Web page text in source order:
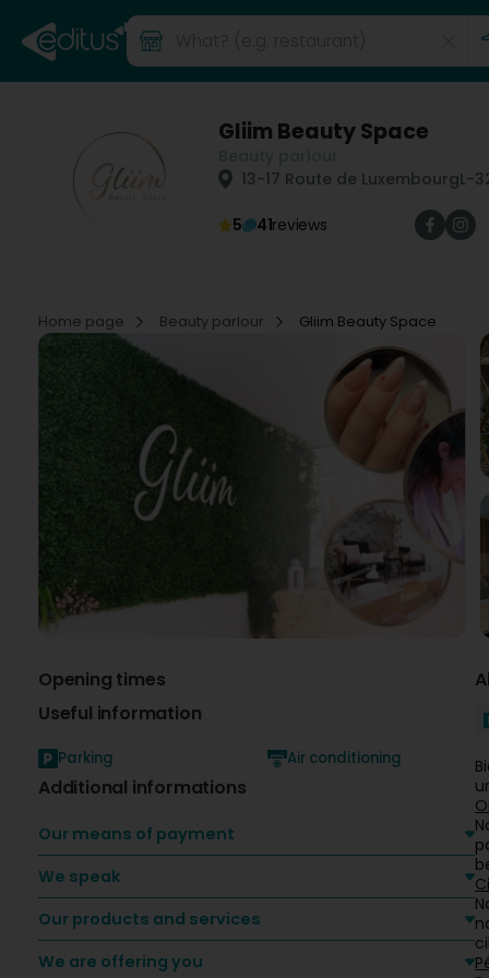
Gliim Beauty Space
13-17 Route de LuxembourgL-
5 41reviews
Home page Beauty parlour Gliim Beauty Space
Opening times
Useful information
Parking Air conditioning
Additional informations
Our means of payment
We speak
Our products and services
We are offering you